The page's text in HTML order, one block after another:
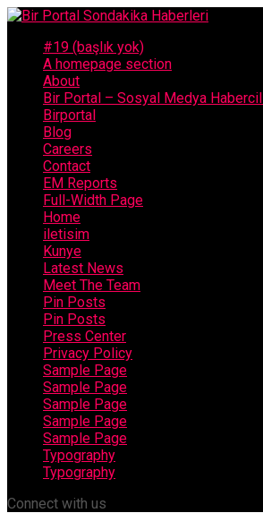
#19 (başlık yok)
A homepage section
About
Bir Portal – Sosyal Medya
Birportal
Blog
Careers
Contact
EM Reports
Full-Width Page
Home
iletisim
Kunye
Latest News
Meet The Team
Pin Posts
Pin Posts
Press Center
Privacy Policy
Sample Page
Sample Page
Sample Page
Sample Page
Sample Page
Typography
Typography
Connect with us